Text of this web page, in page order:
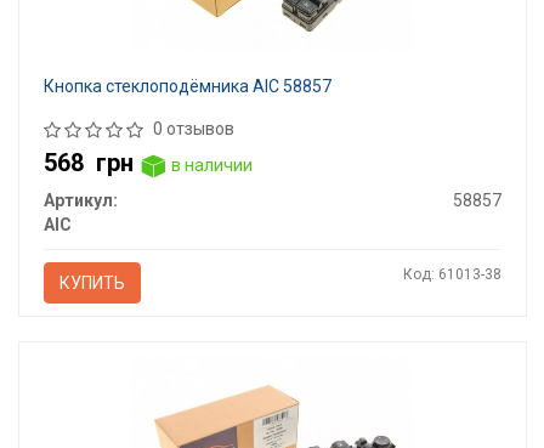
Кнопка стеклоподёмника AIC 58857
0 отзывов
568 грн
в наличии
Артикул:
58857
AIC
КУПИТЬ Код: 61013-38